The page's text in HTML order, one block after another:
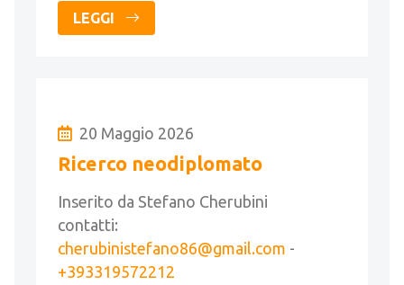
LEGGI
20 Maggio 2026
Ricerco neodiplomato
Inserito da Stefano Cherubini
contatti:
cherubinistefano86@gmail.com -
+393319572212